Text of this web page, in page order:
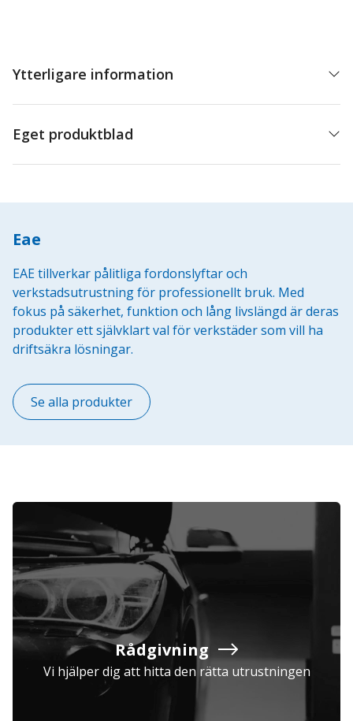
Ytterligare information
Eget produktblad
Eae
EAE tillverkar pålitliga fordonslyftar och
verkstadsutrustning för professionellt bruk. Med
fokus på säkerhet, funktion och lång livslängd är deras
produkter ett självklart val för verkstäder som vill ha
driftsäkra lösningar.
Se alla produkter
Rådgivning
Vi hjälper dig att hitta den rätta utrustningen